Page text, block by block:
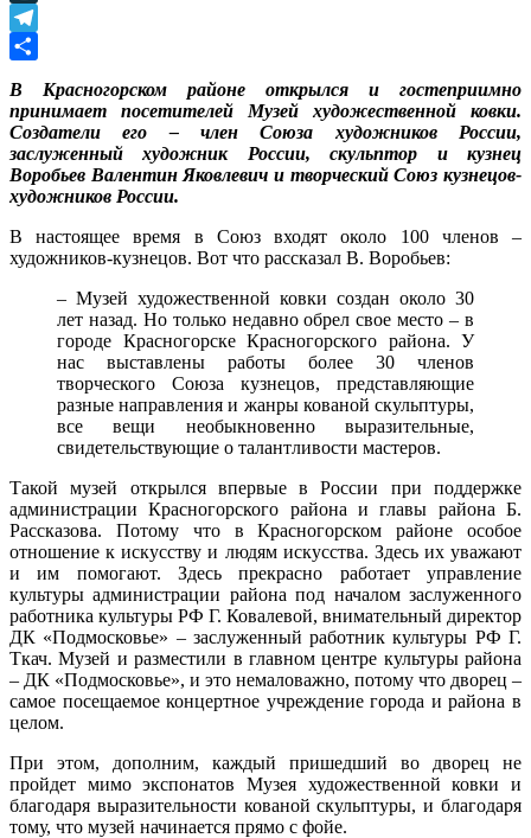
LiveJournal
Telegram
В Красногорском районе открылся и гостеприимно
принимает посетителей Музей художественной ковки.
Создатели его – член Союза художников России,
заслуженный художник России, скульптор и кузнец
Воробьев Валентин Яковлевич и творческий Союз кузнецов-
художников России.
В настоящее время в Союз входят около 100 членов –
художников-кузнецов. Вот что рассказал В. Воробьев:
– Музей художественной ковки создан около 30
лет назад. Но только недавно обрел свое место – в
городе Красногорске Красногорского района. У
нас выставлены работы более 30 членов
творческого Союза кузнецов, представляющие
разные направления и жанры кованой скульптуры,
все вещи необыкновенно выразительные,
свидетельствующие о талантливости мастеров.
Такой музей открылся впервые в России при поддержке
администрации Красногорского района и главы района Б.
Рассказова. Потому что в Красногорском районе особое
отношение к искусству и людям искусства. Здесь их уважают
и им помогают. Здесь прекрасно работает управление
культуры администрации района под началом заслуженного
работника культуры РФ Г. Ковалевой, внимательный директор
ДК «Подмосковье» – заслуженный работник культуры РФ Г.
Ткач. Музей и разместили в главном центре культуры района
– ДК «Подмосковье», и это немаловажно, потому что дворец –
самое посещаемое концертное учреждение города и района в
целом.
При этом, дополним, каждый пришедший во дворец не
пройдет мимо экспонатов Музея художественной ковки и
благодаря выразительности кованой скульптуры, и благодаря
тому, что музей начинается прямо с фойе.